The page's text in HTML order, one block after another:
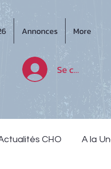
Annonces More
Se connecter
CHO A la